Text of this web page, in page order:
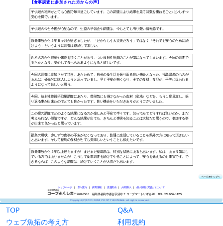
TOP
Q&A
ウェブ魚拓の考え方
利用規約